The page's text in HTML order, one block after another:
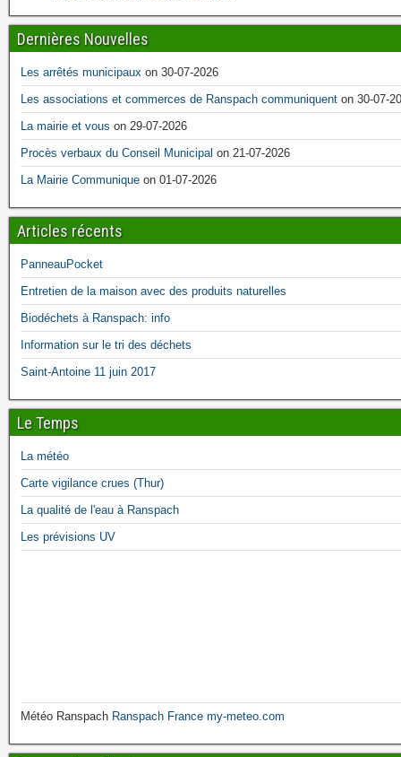
Dernières Nouvelles
Les arrêtés municipaux on 30-07-2026
Les associations et commerces de Ranspach communiquent on 30-07-
La mairie et vous on 29-07-2026
Procès verbaux du Conseil Municipal on 21-07-2026
La Mairie Communique on 01-07-2026
Articles récents
PanneauPocket
Entretien de la maison avec des produits naturelles
Biodéchets à Ranspach: info
Information sur le tri des déchets
Saint-Antoine 11 juin 2017
Le Temps
La météo
Carte vigilance crues (Thur)
La qualité de l'eau à Ranspach
Les prévisions UV
Météo Ranspach Ranspach France my-meteo.com